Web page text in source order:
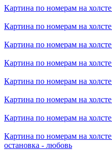
Картина по номерам на холсте
Картина по номерам на холсте
Картина по номерам на холсте
Картина по номерам на холсте
Картина по номерам на холсте
Картина по номерам на холсте
Картина по номерам на холсте
Картина по номерам на холсте
остановка - любовь